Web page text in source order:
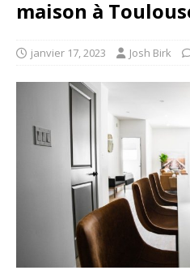
maison à
janvier 17, 2023 Josh Birk